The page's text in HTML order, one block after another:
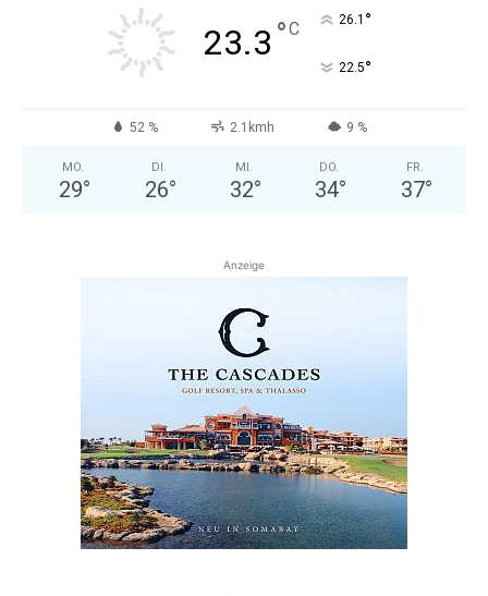
23.3 °C 26.1 °
22.5°
52 % 2.1kmh 9 %
MO.
29°
DI.
26°
MI.
32°
DO.
34°
FR.
37°
Anzeige